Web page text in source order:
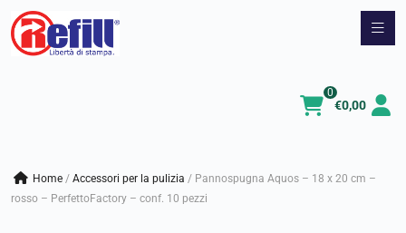
Vai
€0,00
0
Home / accessori per la pulizia / Pannospugna Aquos – 18 x 20 cm –
rosso – PerfettoFactory – conf. 10 pezzi